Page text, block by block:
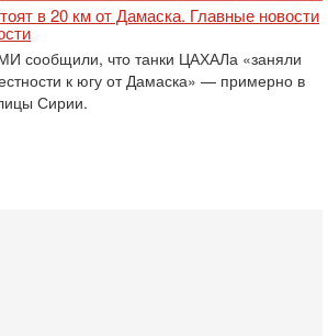
в 20 км от Дамаска. Главные новости
сообщили, что танки ЦАХАЛа «заняли
к югу от Дамаска» — примерно в
Сирии.